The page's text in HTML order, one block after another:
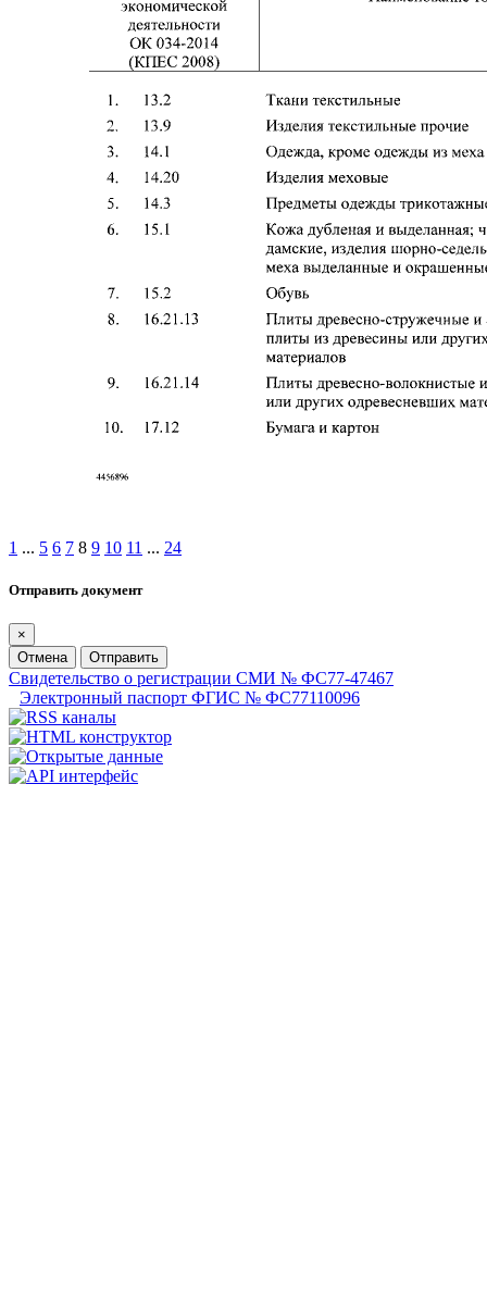
1 ... 5 6 7 8 9 10 11 ... 24
Отправить документ
×
Отмена
Отправить
Свидетельство о регистрации СМИ № ФС77-47467
Электронный паспорт ФГИС № ФС77110096